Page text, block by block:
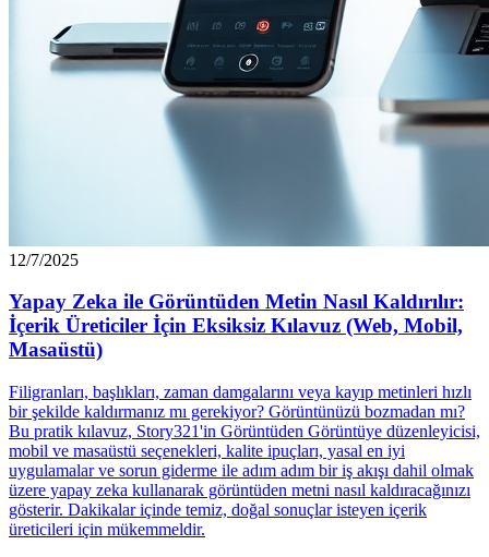
12/7/2025
Yapay Zeka ile Görüntüden Metin Nasıl Kaldırılır:
İçerik Üreticiler İçin Eksiksiz Kılavuz (Web, Mobil,
Masaüstü)
Filigranları, başlıkları, zaman damgalarını veya kayıp metinleri hızlı
bir şekilde kaldırmanız mı gerekiyor? Görüntünüzü bozmadan mı?
Bu pratik kılavuz, Story321'in Görüntüden Görüntüye düzenleyicisi,
mobil ve masaüstü seçenekleri, kalite ipuçları, yasal en iyi
uygulamalar ve sorun giderme ile adım adım bir iş akışı dahil olmak
üzere yapay zeka kullanarak görüntüden metni nasıl kaldıracağınızı
gösterir. Dakikalar içinde temiz, doğal sonuçlar isteyen içerik
üreticileri için mükemmeldir.